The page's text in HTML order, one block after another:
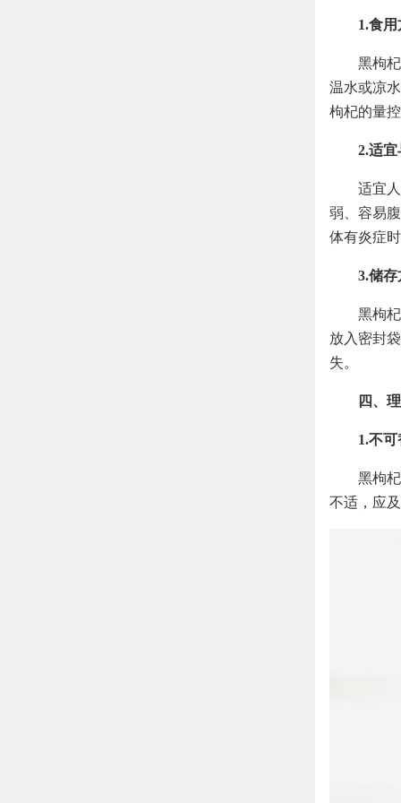
1.食
黑枸
温水或凉
枸杞的量
2.适
适宜
弱、容易
体有炎症
3.储存
黑枸
放入密封
失。
四、
1.不
黑枸
不适，应